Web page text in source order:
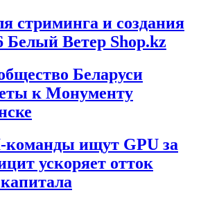
стриминга и создания
Белый Ветер Shop.kz
Беларуси
к Монументу
команды ищут GPU за
ускоряет отток